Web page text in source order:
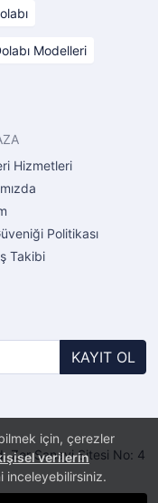
için, çerezler
verilerin
inceleyebilirsiniz.
Modelleri
Hizmetleri
Politikası
Takibi
KAYIT OL
Zer Sanayi Sitesi No: 4